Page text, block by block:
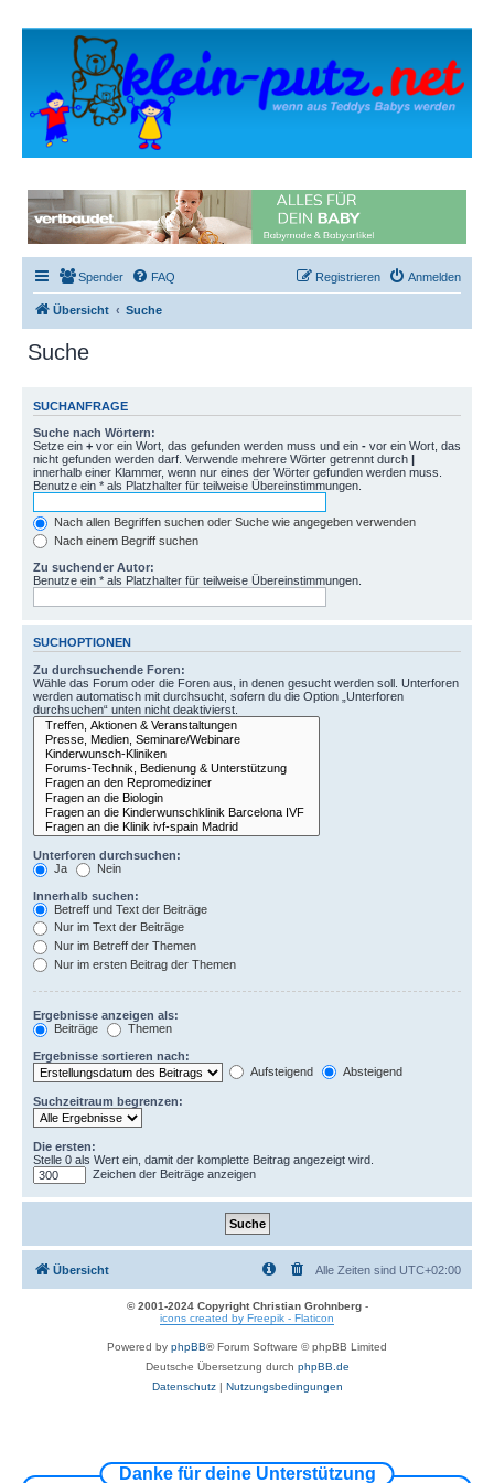
Spender FAQ Anmelden
Registrieren
Übersicht Suche
Suche
SUCHANFRAGE
Suche nach Wörtern:
Setze ein + vor ein Wort, das gefunden werden muss und ein - vor ein Wort, das
nicht gefunden werden darf. Verwende mehrere Wörter getrennt durch |
innerhalb einer Klammer, wenn nur eines der Wörter gefunden werden muss.
Benutze ein * als Platzhalter für teilweise Übereinstimmungen.
Nach allen Begriffen suchen oder Suche wie angegeben verwenden
Nach einem Begriff suchen
Zu suchender Autor:
Benutze ein * als Platzhalter für teilweise Übereinstimmungen.
SUCHOPTIONEN
Zu durchsuchende Foren:
Wähle das Forum oder die Foren aus, in denen gesucht werden soll. Unterforen
werden automatisch mit durchsucht, sofern du die Option „Unterforen
durchsuchen“ unten nicht deaktivierst.
Unterforen durchsuchen:
Ja
Nein
Innerhalb suchen:
Betreff und Text der Beiträge
Nur im Text der Beiträge
Nur im Betreff der Themen
Nur im ersten Beitrag der Themen
Ergebnisse anzeigen als:
Beiträge
Themen
Ergebnisse sortieren nach:
Aufsteigend
Absteigend
Suchzeitraum begrenzen:
Die ersten:
Stelle 0 als Wert ein, damit der komplette Beitrag angezeigt wird.
Zeichen der Beiträge anzeigen
Übersicht Alle Zeiten sind UTC+02:00
© 2001-2024 Copyright Christian Grohnberg-
icons created by Freepik - Flaticon
Powered by phpBB® Forum Software © phpBB Limited
Deutsche Übersetzung durch phpBB.de
Datenschutz| Nutzungsbedingungen
Danke für deine Unterstützung